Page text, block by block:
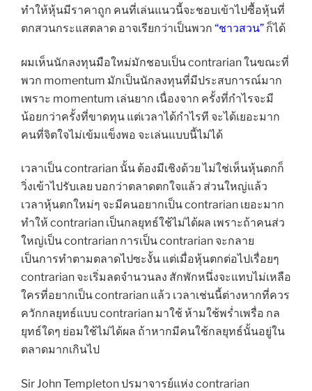
ทำให้หุ้นมีราคาถูก คนที่เล่นแนวนี้จะชอบเข้าไปซื้อหุ้นที่
ตกสวนกระแสตลาด อาจเรียกว่าเป็นพวก “ชาวสวน” ก็ได้
ผมเห็นนักลงทุนมือใหม่มักชอบเป็น contrarian ในขณะที่
พวก momentum มักเป็นนักลงทุนที่มีประสบการณ์มาก
เพราะ momentum เล่นยาก เนื่องจาก ครั้งที่กำไรจะมี
น้อยกว่าครั้งที่ขาดทุน แต่เวลาได้กำไรที จะได้เยอะมาก
คนที่จิตใจไม่เข้มแข็งพอ จะเล่นแบบนี้ไม่ได้
เวลาเป็น contrarian นั้น ต้องมีเชิงด้วย ไม่ใช่เห็นหุ้นตกก็
วิ่งเข้าไปรับเลย บอกว่าตลาดตกใจแล้ว ส่วนใหญ่แล้ว
เวลาหุ้นตกใหม่ๆ จะมีคนอยากเป็น contrarian เยอะมาก
ทำให้ contrarian เป็นกลยุทธ์ใช้ไม่ได้ผล เพราะถ้าคนส่ว
ใหญ่เป็น contrarian การเป็น contrarian จะกลาย
เป็นการทำตามตลาดไปซะงั้น แต่เมื่อหุ้นตกต่อไปเรื่อยๆ
contrarian จะเริ่มลดจำนวนลง สักพักหนึ่งจะแทบไม่เหลือ
ใครที่อยากเป็น contrarian แล้ว เวลาเช่นนี้ต่างหากที่ควร
ควักกลยุทธ์แบบ contrarian มาใช้ ห้ามใช้พร่ำเพรื่อ กล
ยุทธ์ใดๆ ย่อมใช้ไม่ได้ผล ถ้าหากมีคนใช้กลยุทธ์นั้นอยู่ใน
ตลาดมากเกินไป
Sir John Templeton ปรมาจารย์แห่ง contrarian